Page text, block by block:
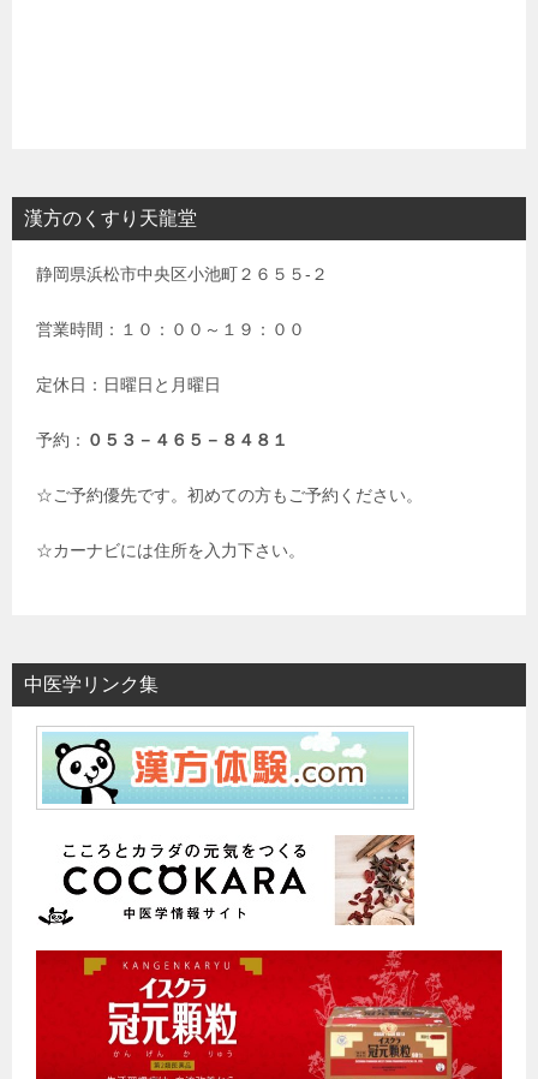
漢方のくすり天龍堂
静岡県浜松市中央区小池町２６５５-２
営業時間：１０：００～１９：００
定休日：日曜日と月曜日
予約： ０５３－４６５－８４８１
☆ご予約優先です。初めての方もご予約ください。
☆カーナビには住所を入力下さい。
中医学リンク集